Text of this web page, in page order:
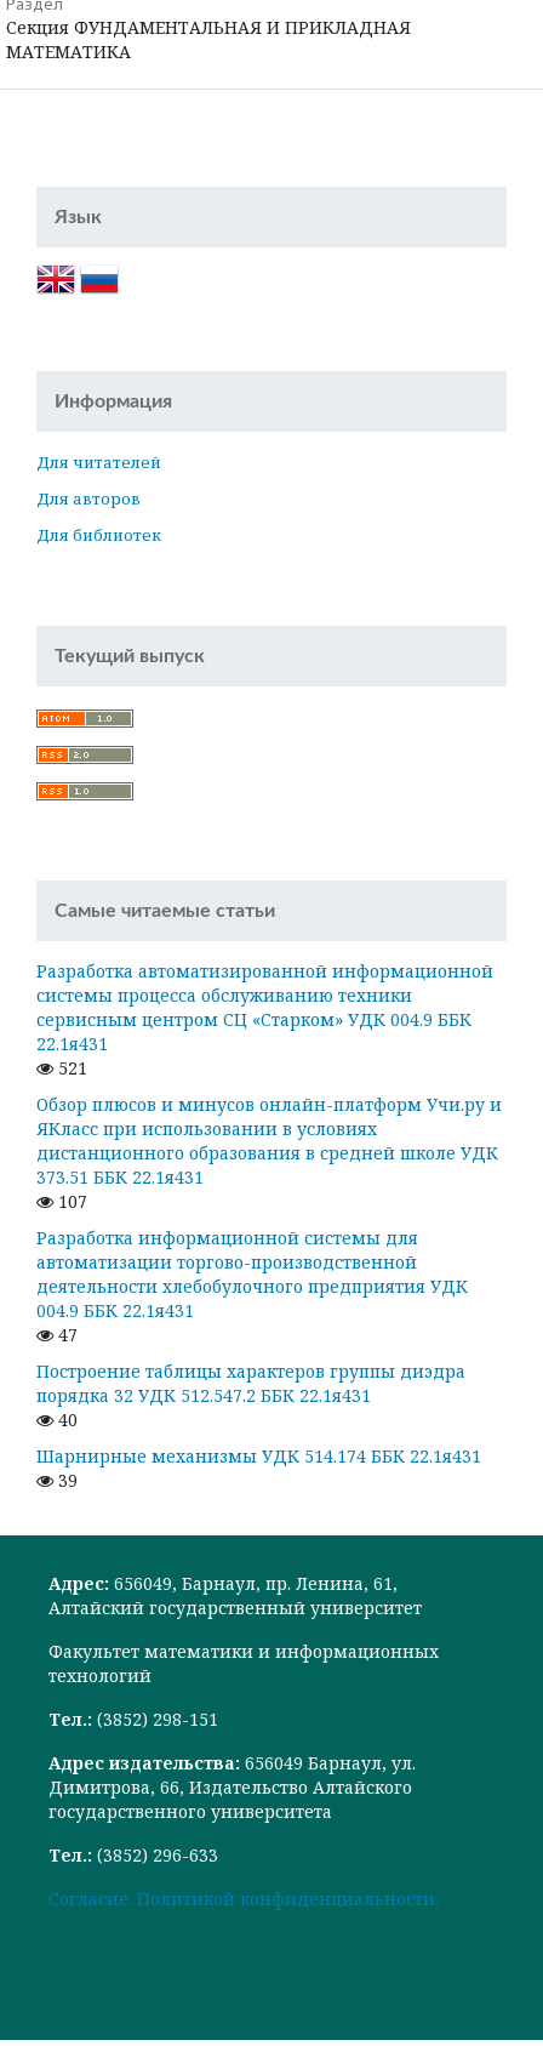
Секция ФУНДАМЕНТАЛЬНАЯ И ПРИКЛАДНАЯ
МАТЕМАТИКА
Язык
Информация
Для читателей
Для авторов
Для библиотек
Текущий выпуск
Самые читаемые статьи
Разработка автоматизированной информационной
системы процесса обслуживанию техники
сервисным центром СЦ «Старком» УДК 004.9 ББК
22.1я431
521
Обзор плюсов и минусов онлайн-платформ Учи.ру и
ЯКласс при использовании в условиях
дистанционного образования в средней школе УДК
373.51 ББК 22.1я431
107
Разработка информационной системы для
автоматизации торгово-производственной
деятельности хлебобулочного предприятия УДК
004.9 ББК 22.1я431
47
Построение таблицы характеров группы диэдра
порядка 32 УДК 512.547.2 ББК 22.1я431
40
Шарнирные механизмы УДК 514.174 ББК 22.1я431
39
Адрес: 656049, Барнаул, пр. Ленина, 61,
Алтайский государственный университет
Факультет математики и информационных
технологий
Тел.: (3852) 298-151
Адрес издательства: 656049 Барнаул, ул.
Димитрова, 66, Издательство Алтайского
государственного университета
Тел.: (3852) 296-633
Cогласие. Политикой конфиденциальности.